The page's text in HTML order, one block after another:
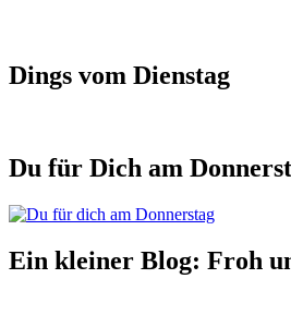
Dings vom Dienstag
Du für Dich am
Ein kleiner Blog: Froh